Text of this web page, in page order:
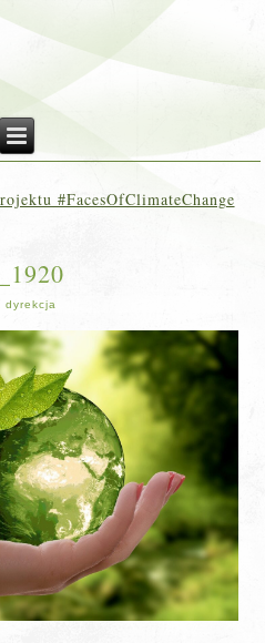
#FacesOfClimateChange
dyrekcja